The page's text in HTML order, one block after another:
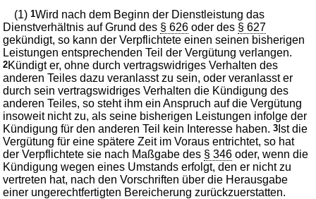
(1)1Wird nach dem Beginn der Dienstleistung das
Dienstverhältnis auf Grund des § 626 oder des § 627
gekündigt, so kann der Verpflichtete einen seinen bisherigen
Leistungen entsprechenden Teil der Vergütung verlangen.
2Kündigt er, ohne durch vertragswidriges Verhalten des
anderen Teiles dazu veranlasst zu sein, oder veranlasst er
durch sein vertragswidriges Verhalten die Kündigung des
anderen Teiles, so steht ihm ein Anspruch auf die Vergütung
insoweit nicht zu, als seine bisherigen Leistungen infolge der
Kündigung für den anderen Teil kein Interesse haben.3 Ist die
Vergütung für eine spätere Zeit im Voraus entrichtet, so hat
der Verpflichtete sie nach Maßgabe des § 346 oder, wenn die
Kündigung wegen eines Umstands erfolgt, den er nicht zu
vertreten hat, nach den Vorschriften über die Herausgabe
einer ungerechtfertigten Bereicherung zurückzuerstatten.